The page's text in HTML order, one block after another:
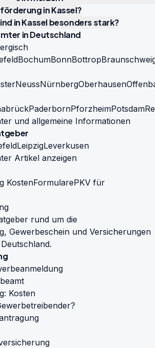
in Kassel?
in Kassel besonders stark?
in Deutschland
BochumBonnBottrop
NeussNürnbergOberhausen
PaderbornPforzheimPotsdam
und allgemeine Informationen
LeipzigLeverkusen
Artikel anzeigen
KostenFormularePKV für
rund um die
Gewerbeschein und Versicherungen
Kosten